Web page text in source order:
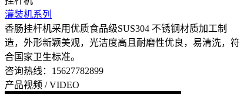
灌装机系列
香肠挂杆机采用优质食品级SUS304 不锈钢材质加工制
造，外形新颖美观，光洁度高且耐磨性优良，易清洗，符
合国家卫生标准。
咨询热线： 15627782899
产品视频 / VIDEO